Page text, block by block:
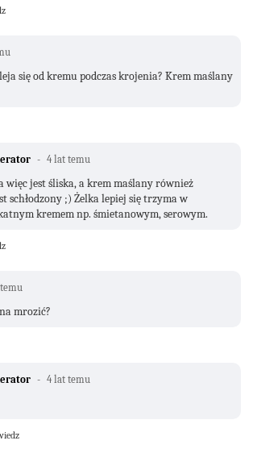
się od kremu podczas krojenia? Krem maślany
4 lat temu
więc jest śliska, a krem maślany również
schłodzony ;) Żelka lepiej się trzyma w
kremem np. śmietanowym, serowym.
mrozić?
4 lat temu